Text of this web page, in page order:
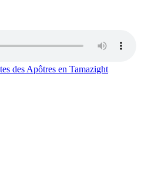
des Apôtres en Tamazight